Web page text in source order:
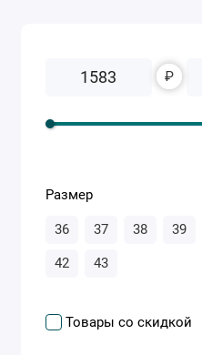
₽
Размер
36 37 38 39
42 43
Товары со скидкой